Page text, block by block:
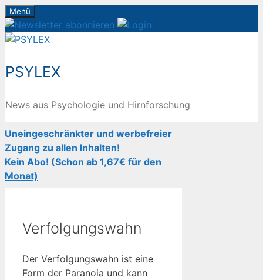
Zum
Inhalt
springen
Menü
PSYLEX
News aus Psychologie und Hirnforschung
Uneingeschränkter und werbefreier
Zugang zu allen Inhalten!
Kein Abo! (Schon ab 1,67€ für den
Monat)
Verfolgungswahn
Der Verfolgungswahn ist eine
Form der Paranoia und kann